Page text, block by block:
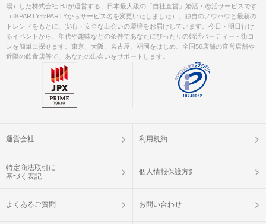
場）した株式会社IBJが運営する、日本最大級の「自社直営」婚活・恋活サービスです
（※PARTY☆PARTYからサービス名を変更いたしました）。独自のノウハウと最新の
トレンドをもとに、安心・安全な出会いの環境をお届けしています。今日・明日行け
るイベントから、年代や趣味などの条件であなたにぴったりの婚活パーティー・街コ
ンを簡単に探せます。東京、大阪、名古屋、福岡をはじめ、全国56店舗の直営店舗や
近隣の飲食店等で、あなたの出会いをサポートします。
運営会社 利用規約
特定商法取引に
基づく表記
個人情報保護方針
よくあるご質問 お問い合わせ